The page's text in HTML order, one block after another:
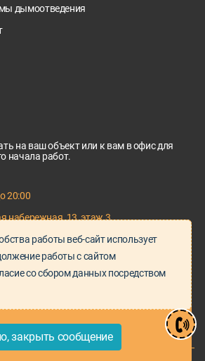
дымоотведения
на ваш объект или к вам в офис для
начала работ.
20:00
набережная, 13, этаж 3
работы веб-сайт использует
работы с сайтом
со сбором данных посредством
закрыть сообщение